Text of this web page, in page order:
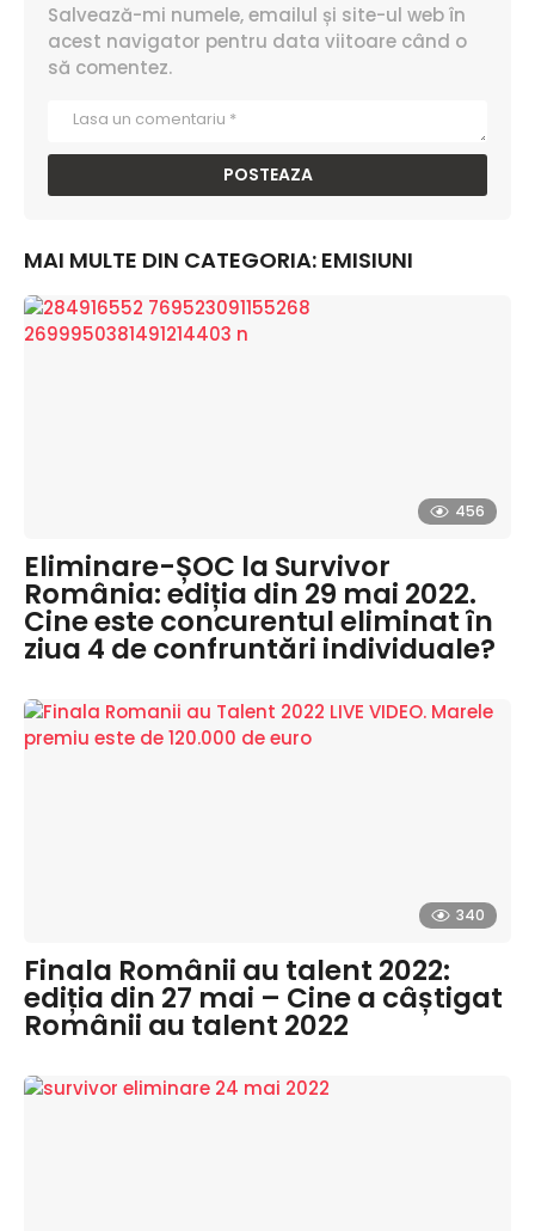
Salvează-mi numele, emailul și site-ul web în
acest navigator pentru data viitoare când o
să comentez.
MAI MULTE DIN CATEGORIA: EMISIUNI
456
Eliminare-ȘOC la Survivor
România: ediția din 29 mai 2022.
Cine este concurentul eliminat în
ziua 4 de confruntări individuale?
340
Finala Românii au talent 2022:
ediția din 27 mai – Cine a câștigat
Românii au talent 2022